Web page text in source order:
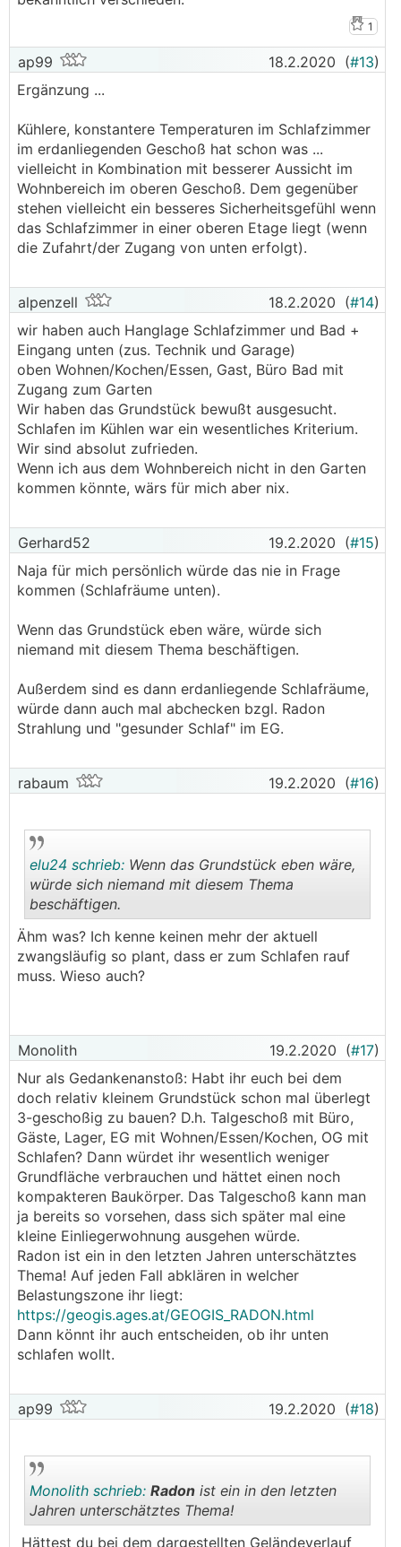
1
ap99 18.2.2020 (#13)
Ergänzung ...
Kühlere, konstantere Temperaturen im Schlafzimmer
im erdanliegenden Geschoß hat schon was ...
vielleicht in Kombination mit besserer Aussicht im
Wohnbereich im oberen Geschoß. Dem gegenüber
stehen vielleicht ein besseres Sicherheitsgefühl wenn
das Schlafzimmer in einer oberen Etage liegt (wenn
die Zufahrt/der Zugang von unten erfolgt).
alpenzell 18.2.2020 (#14)
wir haben auch Hanglage Schlafzimmer und Bad +
Eingang unten (zus. Technik und Garage)
oben Wohnen/Kochen/Essen, Gast, Büro Bad mit
Zugang zum Garten
Wir haben das Grundstück bewußt ausgesucht.
Schlafen im Kühlen war ein wesentliches Kriterium.
Wir sind absolut zufrieden.
Wenn ich aus dem Wohnbereich nicht in den Garten
kommen könnte, wärs für mich aber nix.
Gerhard52 19.2.2020 (#15)
Naja für mich persönlich würde das nie in Frage
kommen (Schlafräume unten).
Wenn das Grundstück eben wäre, würde sich
niemand mit diesem Thema beschäftigen.
Außerdem sind es dann erdanliegende Schlafräume,
würde dann auch mal abchecken bzgl. Radon
Strahlung und "gesunder Schlaf" im EG.
rabaum 19.2.2020 (#16)
..
elu24 schrieb: Wenn das Grundstück eben wäre,
würde sich niemand mit diesem Thema
beschäftigen.
Ähm was? Ich kenne keinen mehr der aktuell
zwangsläufig so plant, dass er zum Schlafen rauf
muss. Wieso auch?
Monolith 19.2.2020 (#17)
Nur als Gedankenanstoß: Habt ihr euch bei dem
doch relativ kleinem Grundstück schon mal überlegt
3-geschoßig zu bauen? D.h. Talgeschoß mit Büro,
Gäste, Lager, EG mit Wohnen/Essen/Kochen, OG mit
Schlafen? Dann würdet ihr wesentlich weniger
Grundfläche verbrauchen und hättet einen noch
kompakteren Baukörper. Das Talgeschoß kann man
ja bereits so vorsehen, dass sich später mal eine
kleine Einliegerwohnung ausgehen würde.
Radon ist ein in den letzten Jahren unterschätztes
Thema! Auf jeden Fall abklären in welcher
Belastungszone ihr liegt:
https://geogis.ages.at/GEOGIS_RADON.html
Dann könnt ihr auch entscheiden, ob ihr unten
schlafen wollt.
ap99 19.2.2020 (#18)
Monolith schrieb: Radon ist ein in den letzten
Jahren unterschätztes Thema!
Hättest du bei dem dargestellten Geländeverlauf